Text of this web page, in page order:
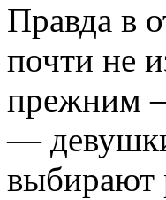
Правда в
почти не
прежним
—
выбирают